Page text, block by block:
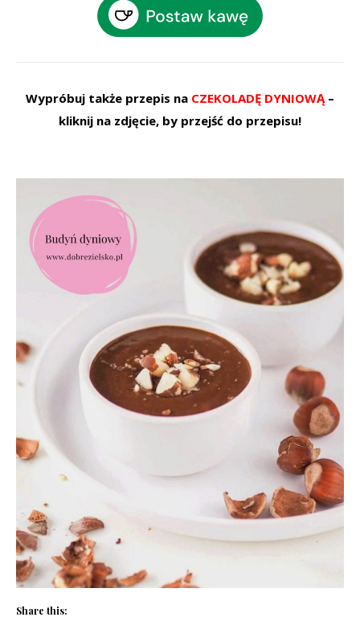
Wypróbuj także przepis na CZEKOLADĘ DYNIOWĄ –
kliknij na zdjęcie, by przejść do przepisu!
Share this: